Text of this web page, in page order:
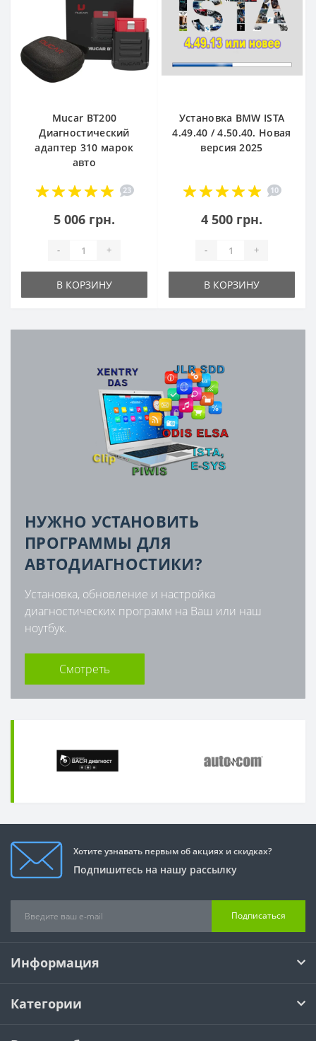
Mucar BT200
Диагностический
адаптер 310 марок
авто
23
5 006 грн.
- +
В КОРЗИНУ
Установка BMW ISTA
4.49.40 / 4.50.40. Новая
версия 2025
10
4 500 грн.
- +
В КОРЗИНУ
НУЖНО УСТАНОВИТЬ
ПРОГРАММЫ ДЛЯ
АВТОДИАГНОСТИКИ?
Установка, обновление и настройка
диагностических программ на Ваш или наш
ноутбук.
Смотреть
Хотите узнавать первым об акциях и скидках?
Подпишитесь на нашу рассылку
Подписаться
Информация
Категории